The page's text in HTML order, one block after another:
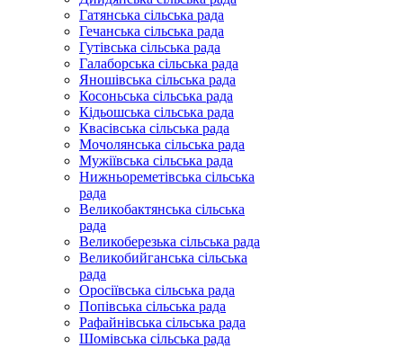
Гатянська сільська рада
Гечанська сільська рада
Гутівська сільська рада
Галаборська сільська рада
Яношівська сільська рада
Косоньська сільська рада
Кідьошська сільська рада
Квасівська сільська рада
Мочолянська сільська рада
Мужіївська сільська рада
Нижньореметівська сільська
рада
Великобактянська сільська
рада
Великоберезька сільська рада
Великобийганська сільська
рада
Оросіївська сільська рада
Попівська сільська рада
Рафайнівська сільська рада
Шомівська сільська рада